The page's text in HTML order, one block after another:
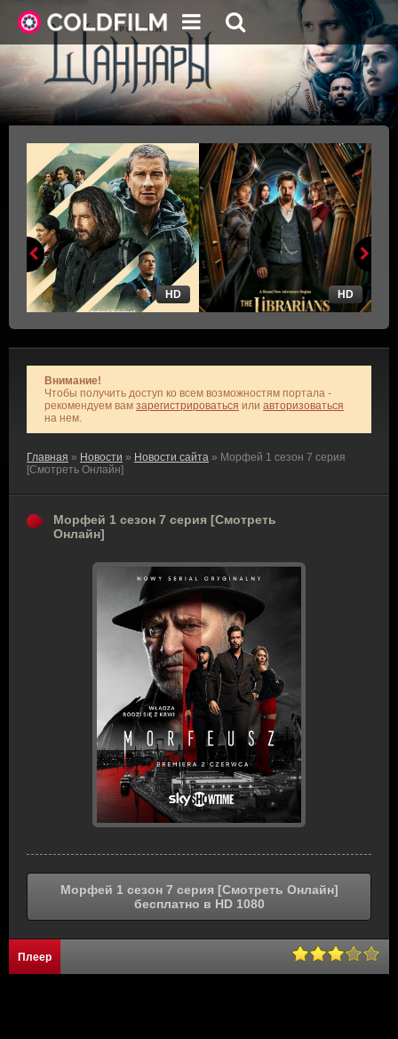
HD HD
Внимание!
Чтобы получить доступ ко всем возможностям портала -
рекомендуем вам зарегистрироваться или авторизоваться
на нем.
Главная » Новости » Новости сайта » Морфей 1 сезон 7 серия
[Смотреть Онлайн]
Морфей 1 сезон 7 серия [Смотреть
Онлайн]
Морфей 1 сезон 7 серия [Смотреть Онлайн]
бесплатно в HD 1080
Плеер